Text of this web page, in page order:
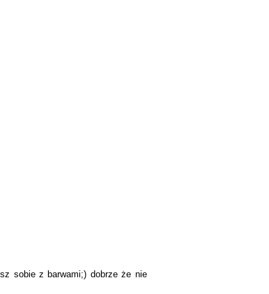
sobie z barwami;) dobrze że nie